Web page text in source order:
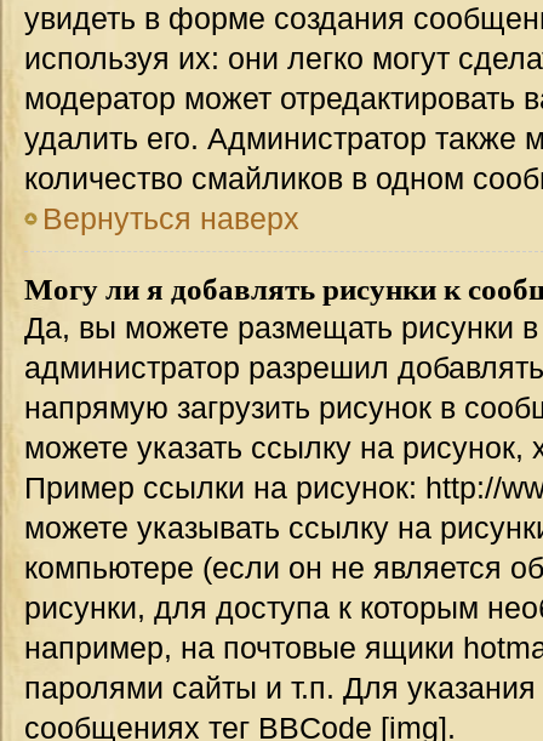
увидеть в форме создания
используя их: они легко могут
модератор может
удалить его. Администратор также
количество смайликов в одном
Вернуться наверх
Могу ли я добавлять рисунки к
Да, вы можете размещать рисунки
администратор разрешил
напрямую загрузить рисунок в
можете указать ссылку на
Пример ссылки на рисунок: http://
можете указывать ссылку на
компьютере (если он не является
рисунки, для доступа к которым
например, на почтовые ящики
паролями сайты и т.п. Для
сообщениях тег BBCode [img].